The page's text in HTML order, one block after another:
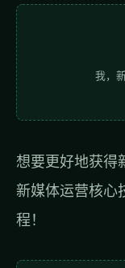
我，
想要更好地获得
新媒体运营核心
程！